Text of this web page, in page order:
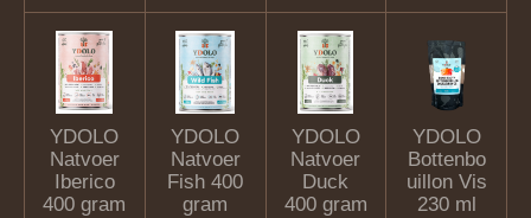
YDOLO
Natvoer
Iberico
400 gram
YDOLO
Natvoer
Fish 400
gram
YDOLO
Natvoer
Duck
400 gram
YDOLO
Bottenbo
uillon Vis
230 ml